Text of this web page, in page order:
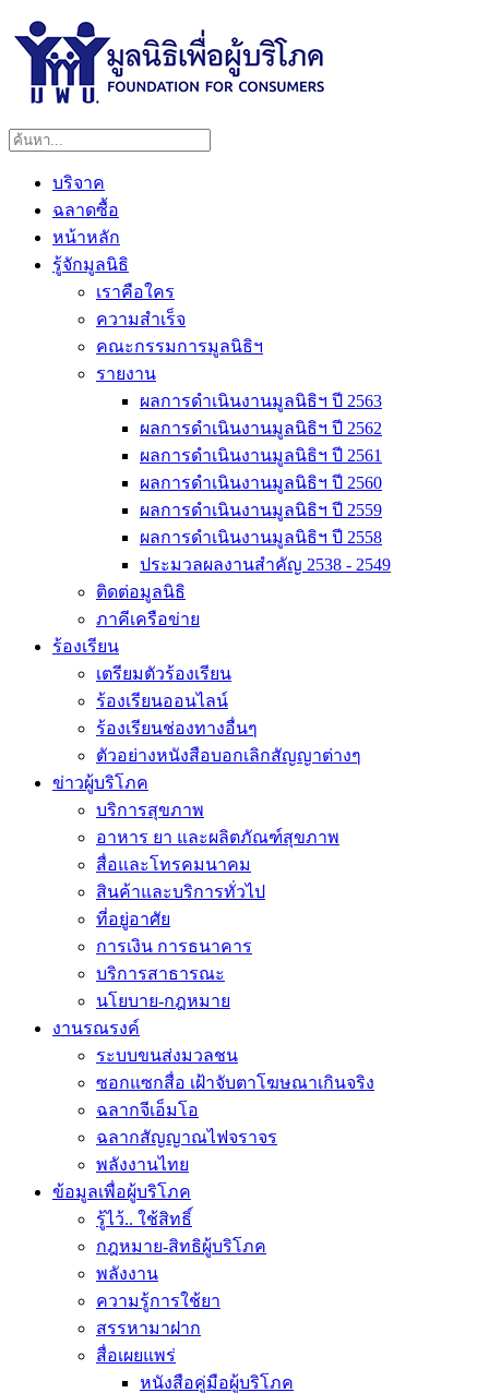
บริจาค
ฉลาดซื้อ
หน้าหลัก
รู้จักมูลนิธิ
เราคือใคร
ความสำเร็จ
คณะกรรมการมูลนิธิฯ
รายงาน
ผลการดำเนินงานมูลนิธิฯ ปี 2563
ผลการดำเนินงานมูลนิธิฯ ปี 2562
ผลการดำเนินงานมูลนิธิฯ ปี 2561
ผลการดำเนินงานมูลนิธิฯ ปี 2560
ผลการดำเนินงานมูลนิธิฯ ปี 2559
ผลการดำเนินงานมูลนิธิฯ ปี 2558
ประมวลผลงานสำคัญ 2538 - 2549
ติดต่อมูลนิธิ
ภาคีเครือข่าย
ร้องเรียน
เตรียมตัวร้องเรียน
ร้องเรียนออนไลน์
ร้องเรียนช่องทางอื่นๆ
ตัวอย่างหนังสือบอกเลิกสัญญาต่างๆ
ข่าวผู้บริโภค
บริการสุขภาพ
อาหาร ยา และผลิตภัณฑ์สุขภาพ
สื่อและโทรคมนาคม
สินค้าและบริการทั่วไป
ที่อยู่อาศัย
การเงิน การธนาคาร
บริการสาธารณะ
นโยบาย-กฎหมาย
งานรณรงค์
ระบบขนส่งมวลชน
ซอกแซกสื่อ เฝ้าจับตาโฆษณาเกินจริง
ฉลากจีเอ็มโอ
ฉลากสัญญาณไฟจราจร
พลังงานไทย
ข้อมูลเพื่อผู้บริโภค
รู้ไว้.. ใช้สิทธิ์
กฎหมาย-สิทธิผู้บริโภค
พลังงาน
ความรู้การใช้ยา
สรรหามาฝาก
สื่อเผยแพร่
หนังสือคู่มือผู้บริโภค